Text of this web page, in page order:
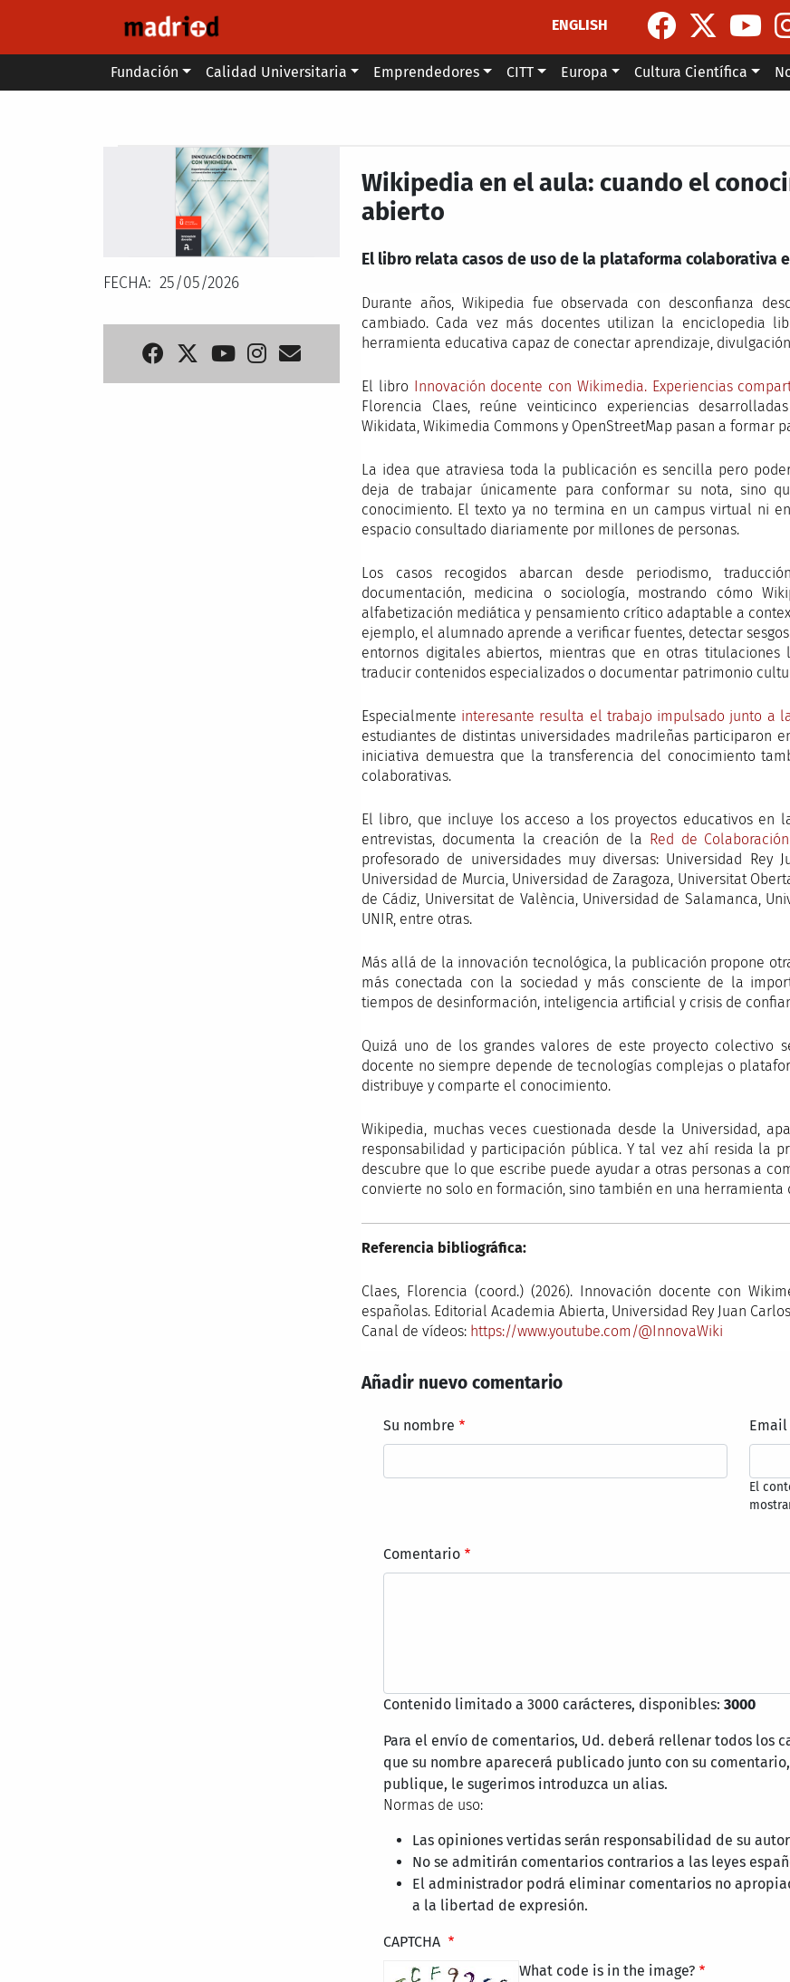
ENGLISH
Main menu
Fundación Calidad Universitaria Emprendedores CITT Europa Cultura Científica
FECHA 25/05/2026
Wikipedia en el aula: cuando el
abierto
El libro relata casos de uso de la plataforma colaborativa
Durante años, Wikipedia fue observada con desconfianza
cambiado. Cada vez más docentes utilizan la enciclopedia
herramienta educativa capaz de conectar aprendizaje,
El libro Innovación docente con Wikimedia. Experiencias
Florencia Claes, reúne veinticinco experiencias
Wikidata, Wikimedia Commons y OpenStreetMap pasan a formar
La idea que atraviesa toda la publicación es sencilla pero
deja de trabajar únicamente para conformar su nota, sino
conocimiento. El texto ya no termina en un campus virtual ni
espacio consultado diariamente por millones de personas.
Los casos recogidos abarcan desde periodismo,
documentación, medicina o sociología, mostrando cómo
alfabetización mediática y pensamiento crítico adaptable a
ejemplo, el alumnado aprende a verificar fuentes, detectar
entornos digitales abiertos, mientras que en otras
traducir contenidos especializados o documentar patrimonio
Especialmente interesante resulta el trabajo impulsado junto a
estudiantes de distintas universidades madrileñas participaron
iniciativa demuestra que la transferencia del conocimiento
colaborativas.
El libro, que incluye los acceso a los proyectos educativos en
entrevistas, documenta la creación de la Red de
profesorado de universidades muy diversas: Universidad Rey
Universidad de Murcia, Universidad de Zaragoza, Universitat
de Cádiz, Universitat de València, Universidad de Salamanca,
UNIR, entre otras.
Más allá de la innovación tecnológica, la publicación propone
más conectada con la sociedad y más consciente de la
tiempos de desinformación, inteligencia artificial y crisis de
Quizá uno de los grandes valores de este proyecto colectivo
docente no siempre depende de tecnologías complejas o
distribuye y comparte el conocimiento.
Wikipedia, muchas veces cuestionada desde la Universidad,
responsabilidad y participación pública. Y tal vez ahí resida la
descubre que lo que escribe puede ayudar a otras personas a
convierte no solo en formación, sino también en una
Referencia bibliográfica:
Claes, Florencia (coord.) (2026). Innovación docente con
españolas. Editorial Academia Abierta, Universidad Rey Juan
Canal de vídeos: https://www.youtube.com/@InnovaWiki
Añadir nuevo comentario
Su nombre Email
El
Comentario
Contenido limitado a 3000 carácteres, disponibles: 3000
Para el envío de comentarios, Ud. deberá rellenar todos los
que su nombre aparecerá publicado junto con su
publique, le sugerimos introduzca un alias.
Normas de uso:
Las opiniones vertidas serán responsabilidad de su
No se admitirán comentarios contrarios a las leyes
El administrador podrá eliminar comentarios no
a la libertad de expresión.
CAPTCHA
What code is in the image?